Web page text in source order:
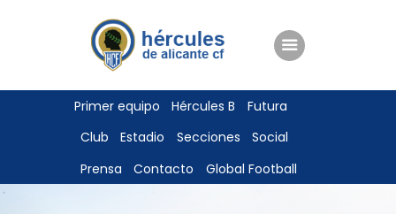
Primer equipo Hércules B
Futura
Club
Estadio Secciones
Social
Prensa
Contacto Global Football
ENTRADAS
TIENDA
HÉRCULESCF100